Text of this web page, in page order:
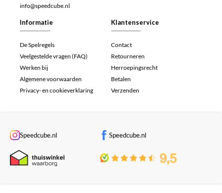
info@speedcube.nl
Informatie
De Spelregels
Veelgestelde vragen (FAQ)
Werken bij
Algemene voorwaarden
Privacy- en cookieverklaring
Klantenservice
Contact
Retourneren
Herroepingsrecht
Betalen
Verzenden
Speedcube.nl Speedcube.nl